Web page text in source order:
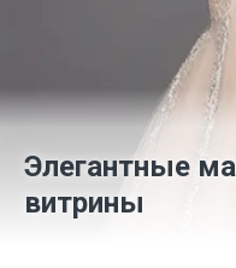
Элегантные
витрины